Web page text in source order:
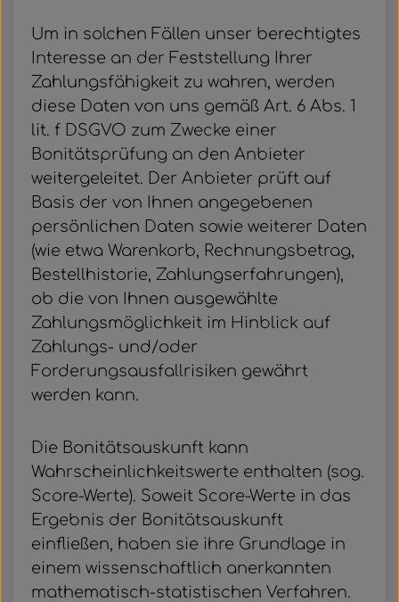
Um in solchen Fällen unser berechtigtes
Interesse an der Feststellung Ihrer
Zahlungsfähigkeit zu wahren, werden
diese Daten von uns gemäß Art. 6 Abs. 1
lit. f DSGVO zum Zwecke einer
Bonitätsprüfung an den Anbieter
weitergeleitet. Der Anbieter prüft auf
Basis der von Ihnen angegebenen
persönlichen Daten sowie weiterer Daten
(wie etwa Warenkorb, Rechnungsbetrag,
Bestellhistorie, Zahlungserfahrungen),
ob die von Ihnen ausgewählte
Zahlungsmöglichkeit im Hinblick auf
Zahlungs- und/oder
Forderungsausfallrisiken gewährt
werden kann.
Die Bonitätsauskunft kann
Wahrscheinlichkeitswerte enthalten (sog.
Score-Werte). Soweit Score-Werte in das
Ergebnis der Bonitätsauskunft
einfließen, haben sie ihre Grundlage in
einem wissenschaftlich anerkannten
mathematisch-statistischen Verfahren.